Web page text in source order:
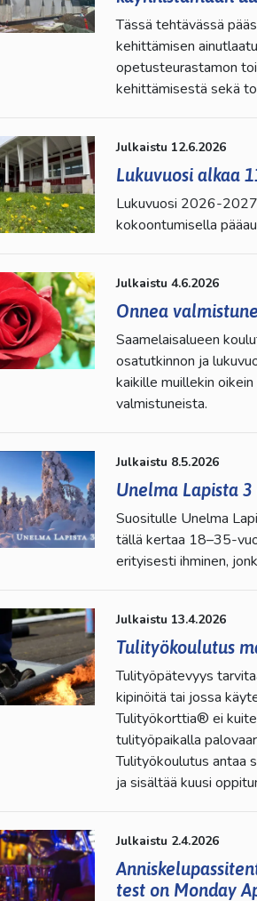
kosketus-
Tässä tehtävässä
kehittämisen
opetusteurastamon
kehittämisestä sekä
Julkaistu 12.6.2026
Lukuvuosi alkaa
Lukuvuosi 2026-2027
kokoontumisella
Julkaistu 4.6.2026
Onnea
Saamelaisalueen
osatutkinnon ja
kaikille muillekin
valmistuneista.
Julkaistu 8.5.2026
Unelma Lapista
Suositulle Unelma
tällä kertaa 18–35-
erityisesti ihminen,
Julkaistu 13.4.2026
Tulityökoulutus
Tulityöpätevyys
kipinöitä tai jossa
Tulityökorttia® ei
tulityöpaikalla
Tulityökoulutus antaa
ja sisältää kuusi
Julkaistu 2.4.2026
test on Monday